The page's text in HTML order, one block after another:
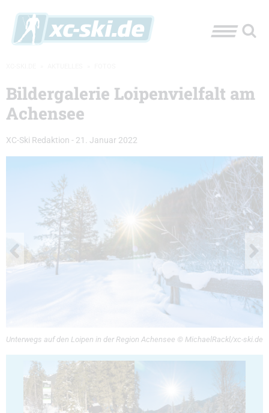
Bildergalerie Loipenvielfalt am
Achensee
XC-Ski Redaktion - 21. Januar 2022
Unterwegs auf den Loipen in der Region Achensee © MichaelRackl/xc-ski.de